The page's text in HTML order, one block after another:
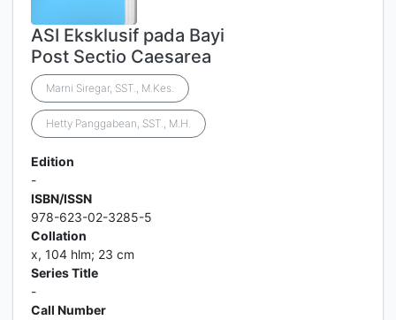
ASI Eksklusif pada Bayi
Post Sectio Caesarea
Marni Siregar, SST., M.Kes.
Hetty Panggabean, SST., M.H.
Edition
-
ISBN/ISSN
978-623-02-3285-5
Collation
x, 104 hlm; 23 cm
Series Title
-
Call Number